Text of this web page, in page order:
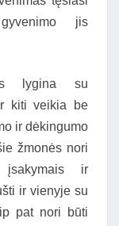
jis
lygina su
kiti veikia be
ir dėkingumo
žmonės nori
ir
ir vienyje su
pat nori būti